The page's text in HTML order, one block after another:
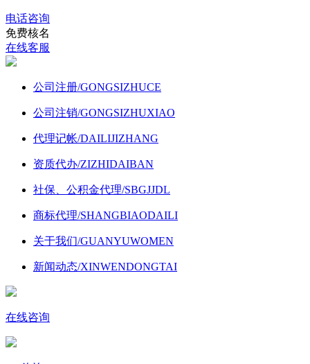
电话咨询
免费核名
在线客服
公司注册/GONGSIZHUCE
公司注销/GONGSIZHUXIAO
代理记帐/DAILIJIZHANG
资质代办/ZIZHIDAIBAN
社保、公积金代理/SBGJJDL
商标代理/SHANGBIAODAILI
关于我们/GUANYUWOMEN
新闻动态/XINWENDONGTAI
在线咨询